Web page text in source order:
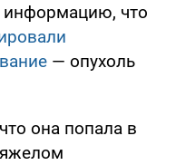
что
— опухоль
она попала в